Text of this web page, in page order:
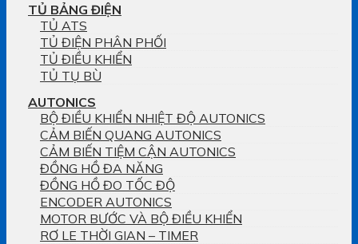
TỦ BẢNG ĐIỆN
TỦ ATS
TỦ ĐIỆN PHÂN PHỐI
TỦ ĐIỀU KHIỂN
TỦ TỤ BÙ
AUTONICS
BỘ ĐIỀU KHIỂN NHIỆT ĐỘ AUTONICS
CẢM BIẾN QUANG AUTONICS
CẢM BIẾN TIỆM CẬN AUTONICS
ĐỒNG HỒ ĐA NĂNG
ĐỒNG HỒ ĐO TỐC ĐỘ
ENCODER AUTONICS
MOTOR BƯỚC VÀ BỘ ĐIỀU KHIỂN
RƠ LE THỜI GIAN – TIMER